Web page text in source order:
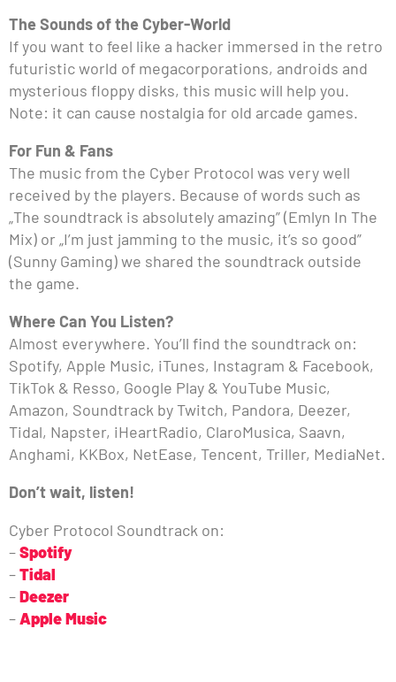
The Sounds of the Cyber-World
If you want to feel like a hacker immersed in the retro
futuristic world of megacorporations, androids and
mysterious floppy disks, this music will help you.
Note: it can cause nostalgia for old arcade games.
For Fun & Fans
The music from the Cyber Protocol was very well
received by the players. Because of words such as
„The soundtrack is absolutely amazing” (Emlyn In The
Mix) or „I’m just jamming to the music, it’s so good”
(Sunny Gaming) we shared the soundtrack outside
the game.
Where Can You Listen?
Almost everywhere. You’ll find the soundtrack on:
Spotify, Apple Music, iTunes, Instagram & Facebook,
TikTok & Resso, Google Play & YouTube Music,
Amazon, Soundtrack by Twitch, Pandora, Deezer,
Tidal, Napster, iHeartRadio, ClaroMusica, Saavn,
Anghami, KKBox, NetEase, Tencent, Triller, MediaNet.
Don’t wait, listen!
Cyber Protocol Soundtrack on:
–Spotify
–Tidal
–Deezer
–Apple Music